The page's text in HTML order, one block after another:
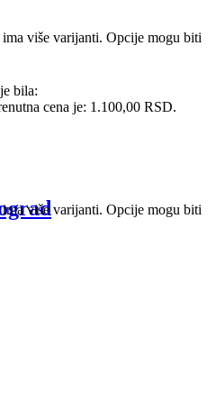
više varijanti. Opcije mogu biti
bila:
cena je: 1.100,00 RSD.
više varijanti. Opcije mogu biti